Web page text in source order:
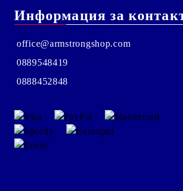
Информация за
office@armstrongshop.com
0889548419
0888452848